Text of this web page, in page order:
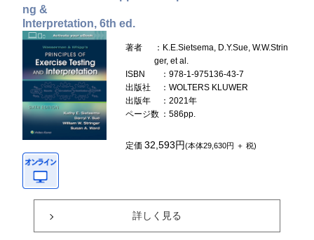
ng &
Interpretation, 6th ed.
著者
：K.E.Sietsema, D.Y.Sue, W.W.Strin
ger, et al.
ISBN
：978-1-975136-43-7
出版社
：WOLTERS KLUWER
出版年
：2021年
ページ数 ：586pp.
定価32,593円(本体29,630円 ＋ 税)
詳しく見る